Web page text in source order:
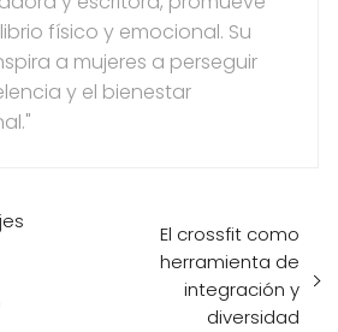
físico y emocional. Su
a mujeres a perseguir
y el bienestar
El crossfit como
herramienta de
integración y
diversidad